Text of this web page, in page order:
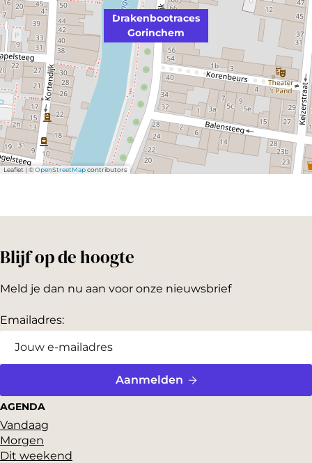
Drakenbootraces
Gorinchem
Leaflet |©OpenStreetMapcontributors
Blijf op de hoogte
Meld je dan nu aan voor onze nieuwsbrief
Emailadres:
Aanmelden
AGENDA
Vandaag
Morgen
Dit weekend